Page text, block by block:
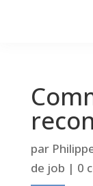
par
de job | 0